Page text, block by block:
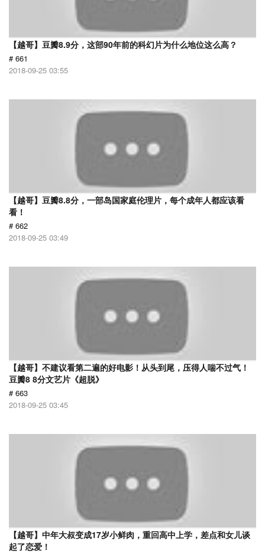
【越哥】豆瓣8.9分，这部90年前的科幻片为什么地位这么高？
# 661
2018-09-25 03:55
【越哥】豆瓣8.8分，一部岛国家庭伦理片，每个成年人都应该看
看！
# 662
2018-09-25 03:49
【越哥】不建议看第二遍的好电影！从头到尾，压得人喘不过气！
豆瓣8 8分文艺片《超脱》
# 663
2018-09-25 03:45
【越哥】中年大叔变成17岁小鲜肉，重回高中上学，差点和女儿谈
起了恋爱！